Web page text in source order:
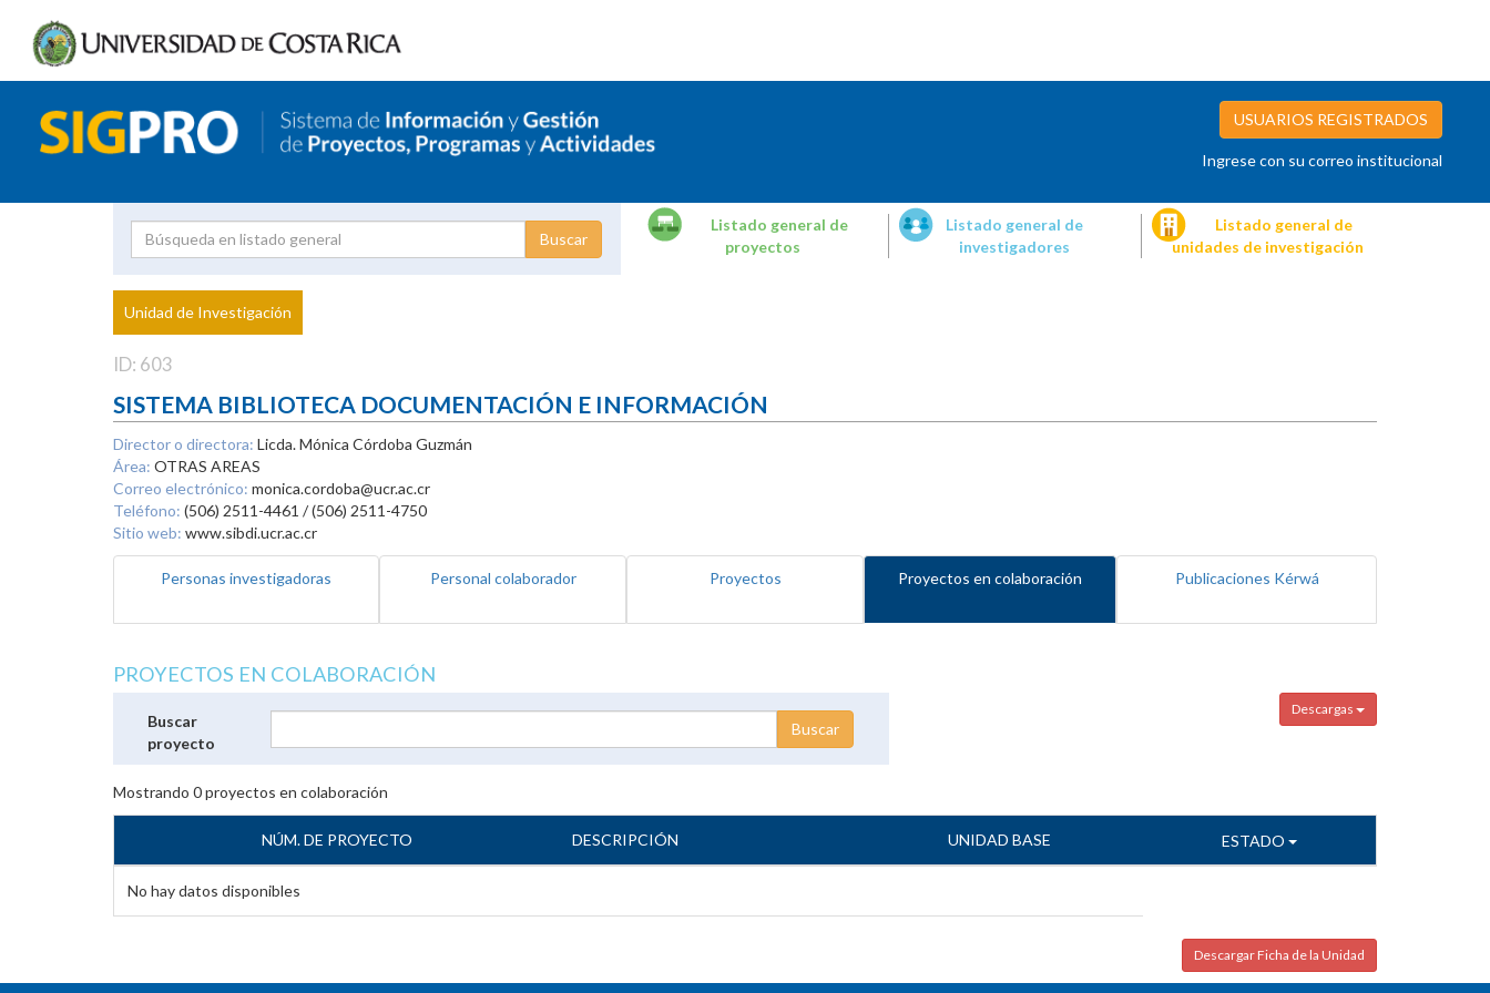
USUARIOS REGISTRADOS
Ingrese con su correo institucional
Proyecto
Investigador
Listado general de
proyectos
Listado general de
investigadores
Listado general de
unidades de investigación
Unidad de Investigación
ID: 603
SISTEMA BIBLIOTECA DOCUMENTACIÓN E INFORMACIÓN
Director o directora: Licda. Mónica Córdoba Guzmán
Área: OTRAS AREAS
Correo electrónico: monica.cordoba@ucr.ac.cr
Teléfono: (506) 2511-4461 / (506) 2511-4750
Sitio web: www.sibdi.ucr.ac.cr
Personas investigadoras Personal colaborador Proyectos Proyectos en colaboración Publicaciones Kérwá
PROYECTOS EN COLABORACIÓN
Descargas
Buscar
proyecto
Mostrando 0proyectos en colaboración
NÚM. DE PROYECTO DESCRIPCIÓN UNIDAD BASE ESTADO
No hay datos disponibles
Descargar Ficha de la Unidad